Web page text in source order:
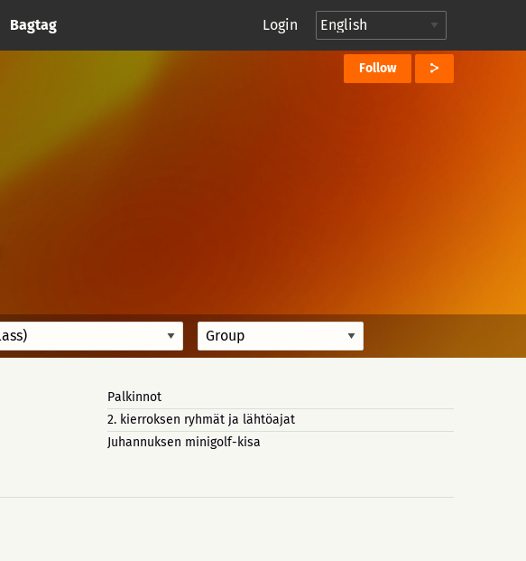
Bagtag Login
Follow
Palkinnot
2. kierroksen ryhmät ja lähtöajat
Juhannuksen minigolf-kisa